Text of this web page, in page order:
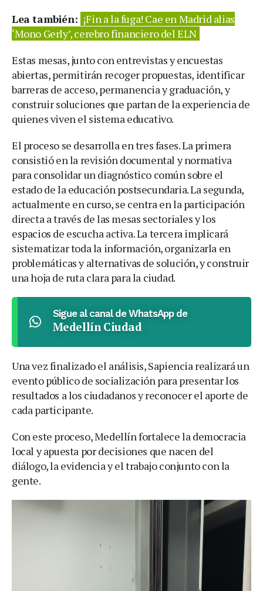
Lea también: ¡Fin a la fuga! Cae en Madrid alias
‘Mono Gerly’, cerebro financiero del ELN
Estas mesas, junto con entrevistas y encuestas
abiertas, permitirán recoger propuestas, identificar
barreras de acceso, permanencia y graduación, y
construir soluciones que partan de la experiencia de
quienes viven el sistema educativo.
El proceso se desarrolla en tres fases. La primera
consistió en la revisión documental y normativa
para consolidar un diagnóstico común sobre el
estado de la educación postsecundaria. La segunda,
actualmente en curso, se centra en la participación
directa a través de las mesas sectoriales y los
espacios de escucha activa. La tercera implicará
sistematizar toda la información, organizarla en
problemáticas y alternativas de solución, y construir
una hoja de ruta clara para la ciudad.
Sigue al canal de WhatsApp de
Medellín Ciudad
Una vez finalizado el análisis, Sapiencia realizará un
evento público de socialización para presentar los
resultados a los ciudadanos y reconocer el aporte de
cada participante.
Con este proceso, Medellín fortalece la democracia
local y apuesta por decisiones que nacen del
diálogo, la evidencia y el trabajo conjunto con la
gente.